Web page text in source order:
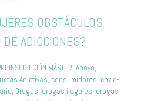
OBSTÁCULOS
ADICCIONES?
MÁSTER, Apoyo,
Adictivas, consumidores, covid-
, Drogas, drogas ilegales, drogas